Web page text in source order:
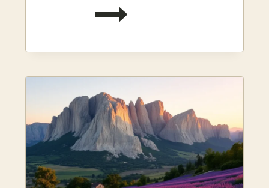
DE
WEEK-
SE
RESSOURCER